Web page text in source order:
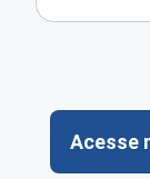
Acesse